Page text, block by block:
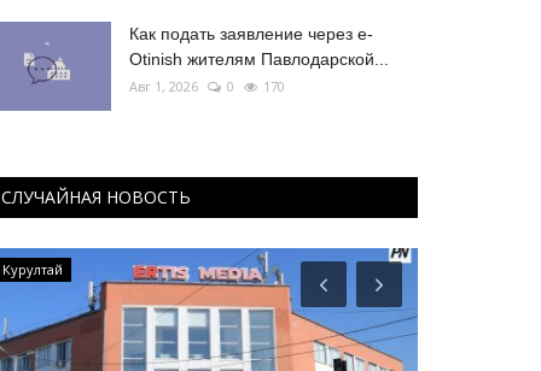
Как подать заявление через e-
Otinish жителям Павлодарской...
Авг 1, 2026 0 170
СЛУЧАЙНАЯ НОВОСТЬ
Курултай